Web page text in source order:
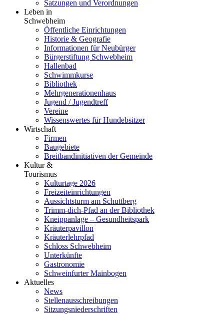
Satzungen und Verordnungen
Leben in
Schwebheim
Öffentliche Einrichtungen
Historie & Geografie
Informationen für Neubürger
Bürgerstiftung Schwebheim
Hallenbad
Schwimmkurse
Bibliothek
Mehrgenerationenhaus
Jugend / Jugendtreff
Vereine
Wissenswertes für Hundebsitzer
Wirtschaft
Firmen
Baugebiete
Breitbandinitiativen der Gemeinde
Kultur &
Tourismus
Kulturtage 2026
Freizeiteinrichtungen
Aussichtsturm am Schuttberg
Trimm-dich-Pfad an der Bibliothek
Kneippanlage – Gesundheitspark
Kräuterpavillon
Kräuterlehrpfad
Schloss Schwebheim
Unterkünfte
Gastronomie
Schweinfurter Mainbogen
Aktuelles
News
Stellenausschreibungen
Sitzungsniederschriften